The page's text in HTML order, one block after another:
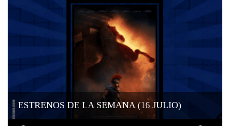
ESTRENOS DE LA SEMANA (16 JULIO)